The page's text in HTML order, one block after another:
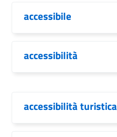
accessibile
accessibilità
accessibilità turistica